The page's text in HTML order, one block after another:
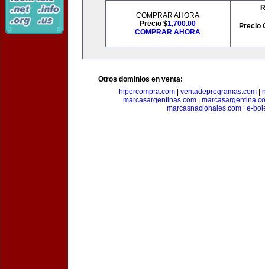
COMPRAR AHORA
Precio $1,700.00
COMPRAR AHORA
Precio
Otros dominios en venta:
hipercompra.com
ventadeprogramas.com
marcasargentinas.com
marcasnacionales.com| e-